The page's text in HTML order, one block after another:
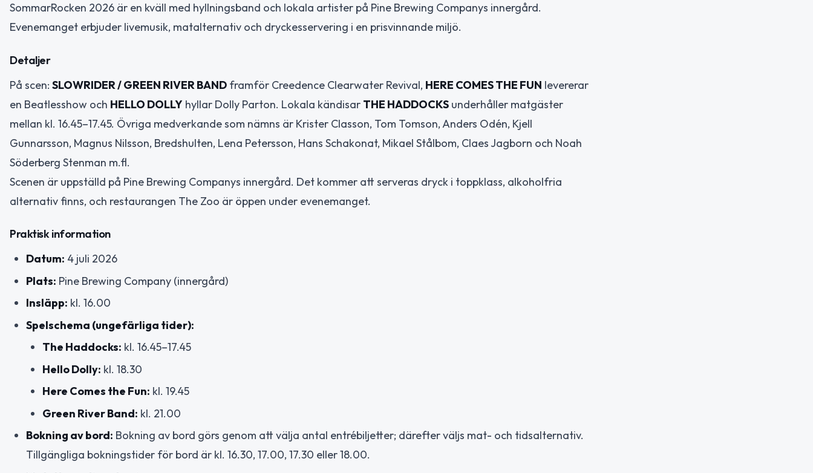
SommarRocken 2026 är en kväll med hyllningsband och lokala artister på Pine Brewing Companys innergård.
Evenemanget erbjuder livemusik, matalternativ och dryckesservering i en prisvinnande miljö.
Detaljer
På scen: SLOWRIDER / GREEN RIVER BAND framför Creedence Clearwater Revival, HERE COMES THE FUN levererar
en Beatlesshow och HELLO DOLLY hyllar Dolly Parton. Lokala kändisar THE HADDOCKS underhåller matgäster
mellan kl. 16.45–17.45. Övriga medverkande som nämns är Krister Classon, Tom Tomson, Anders Odén, Kjell
Gunnarsson, Magnus Nilsson, Bredshulten, Lena Petersson, Hans Schakonat, Mikael Stålbom, Claes Jagborn och Noah
Söderberg Stenman m.fl.
Scenen är uppställd på Pine Brewing Companys innergård. Det kommer att serveras dryck i toppklass, alkoholfria
alternativ finns, och restaurangen The Zoo är öppen under evenemanget.
Praktisk information
Datum: 4 juli 2026
Plats: Pine Brewing Company (innergård)
Insläpp: kl. 16.00
Spelschema (ungefärliga tider):
The Haddocks: kl. 16.45–17.45
Hello Dolly: kl. 18.30
Here Comes the Fun: kl. 19.45
Green River Band: kl. 21.00
Bokning av bord: Bokning av bord görs genom att välja antal entrébiljetter; därefter väljs mat- och tidsalternativ.
Tillgängliga bokningstider för bord är kl. 16.30, 17.00, 17.30 eller 18.00.